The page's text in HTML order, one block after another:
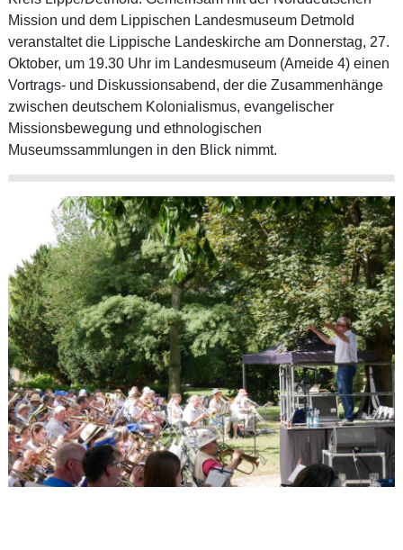
Mission und dem Lippischen Landesmuseum Detmold
veranstaltet die Lippische Landeskirche am Donnerstag, 27.
Oktober, um 19.30 Uhr im Landesmuseum (Ameide 4) einen
Vortrags- und Diskussionsabend, der die Zusammenhänge
zwischen deutschem Kolonialismus, evangelischer
Missionsbewegung und ethnologischen
Museumssammlungen in den Blick nimmt.